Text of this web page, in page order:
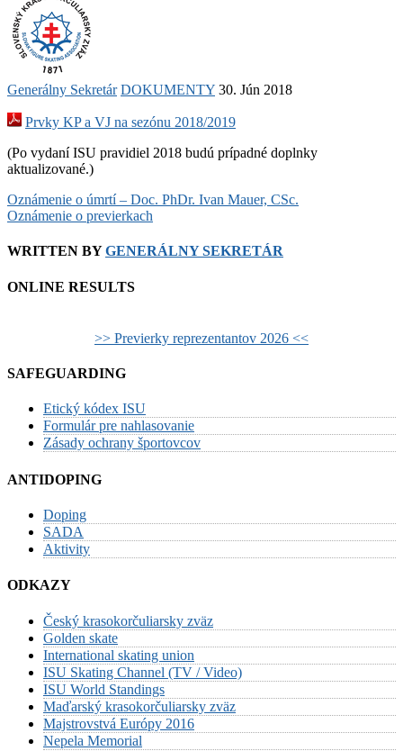
Generálny Sekretár DOKUMENTY 30. Jún 2018
Prvky KP a VJ na sezónu 2018/2019
(Po vydaní ISU pravidiel 2018 budú prípadné doplnky
aktualizované.)
Post
navigation
Oznámenie o úmrtí – Doc. PhDr. Ivan Mauer, CSc.
Oznámenie o previerkach
WRITTEN BYGENERÁLNY SEKRETÁR
ONLINE RESULTS
>> Previerky reprezentantov 2026 <<
SAFEGUARDING
Etický kódex ISU
Formulár pre nahlasovanie
Zásady ochrany športovcov
ANTIDOPING
Doping
SADA
Aktivity
ODKAZY
Český krasokorčuliarsky zväz
Golden skate
International skating union
ISU Skating Channel (TV / Video)
ISU World Standings
Maďarský krasokorčuliarsky zväz
Majstrovstvá Európy 2016
Nepela Memorial